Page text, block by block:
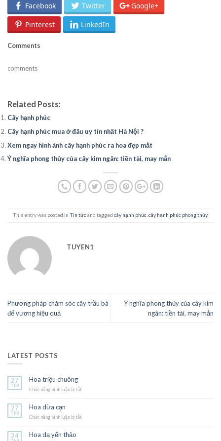
Facebook Twitter Google+
Pinterest LinkedIn
Comments
comments
Related Posts:
Cây hạnh phúc
Cây hạnh phúc mua ở đâu uy tín nhất Hà Nội ?
Xem ngay hình ảnh cây hạnh phúc ra hoa đẹp mắt
Ý nghĩa phong thủy của cây kim ngân: tiền tài, may mắn
This entry was posted in Tin tức and tagged cây hạnh phúc,cây hạnh phúc phong thủy.
TUYEN1
Phương pháp chăm sóc cây trầu bà
đế vương hiệu quả
Ý nghĩa phong thủy của cây kim
ngân: tiền tài, may mắn
LATEST POSTS
27
Th9
Hoa triệu chuông
Chức năng bình luận bị tắt
27
Th9
Hoa dừa cạn
Chức năng bình luận bị tắt
24 Hoa dạ yến thảo